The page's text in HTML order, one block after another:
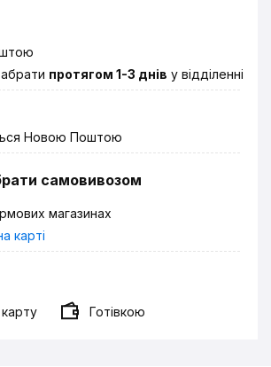
протягом 1-3 днів у відділенні
Новою Поштою
самовивозом
магазинах
карті
Готівкою